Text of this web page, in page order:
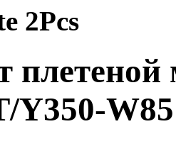
2Pcs
Y350-